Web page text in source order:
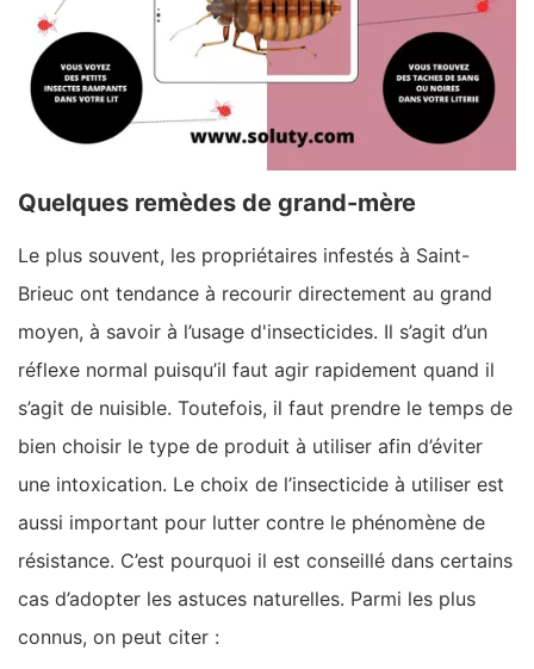
Quelques remèdes de grand-mère
Le plus souvent, les propriétaires infestés à Saint-
Brieuc ont tendance à recourir directement au grand
moyen, à savoir à l’usage d'insecticides. Il s’agit d’un
réflexe normal puisqu’il faut agir rapidement quand il
s’agit de nuisible. Toutefois, il faut prendre le temps de
bien choisir le type de produit à utiliser afin d’éviter
une intoxication. Le choix de l’insecticide à utiliser est
aussi important pour lutter contre le phénomène de
résistance. C’est pourquoi il est conseillé dans certains
cas d’adopter les astuces naturelles. Parmi les plus
connus, on peut citer :